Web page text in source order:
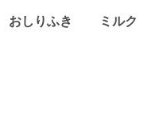
おしりふき ミルク